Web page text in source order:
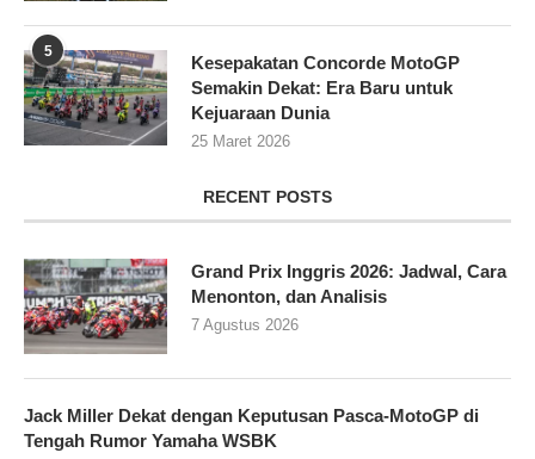
5
Kesepakatan Concorde MotoGP
Semakin Dekat: Era Baru untuk
Kejuaraan Dunia
25 Maret 2026
RECENT POSTS
Grand Prix Inggris 2026: Jadwal, Cara
Menonton, dan Analisis
7 Agustus 2026
Jack Miller Dekat dengan Keputusan Pasca-MotoGP di
Tengah Rumor Yamaha WSBK